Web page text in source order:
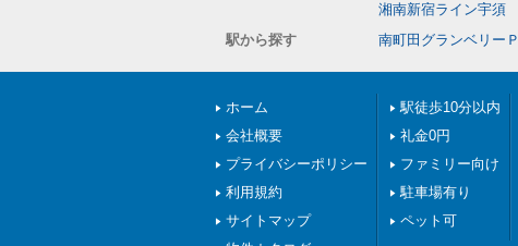
湘南新宿ライン宇須
駅から探す
南町田グランベリーＰ
ホーム
会社概要
プライバシーポリシー
利用規約
サイトマップ
駅徒歩10分以内
礼金0円
ファミリー向け
駐車場有り
ペット可